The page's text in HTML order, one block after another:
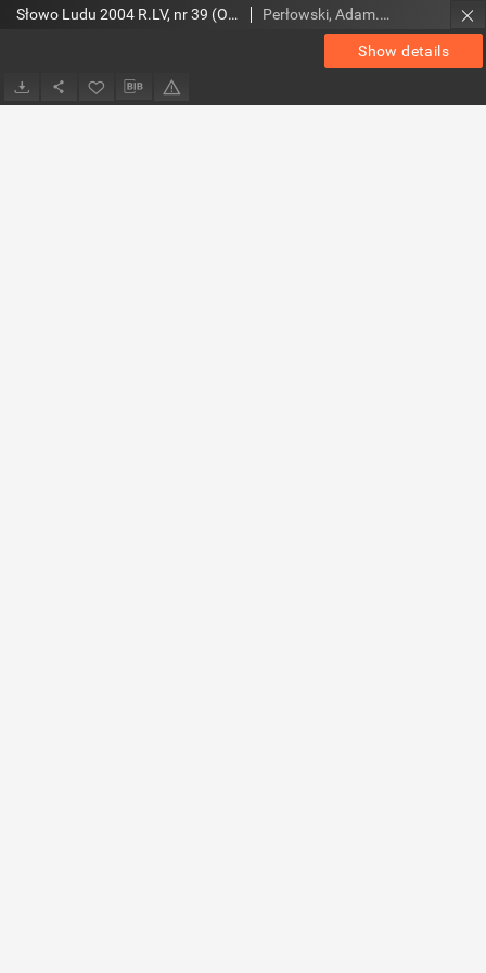
Show details
Słowo Ludu 2004 R.LV, nr 39 (Ostrowiec, Starachowice, Skarżysko, Końskie, Ponidzie, Jędrzejów, Włoszczowa, Sandomierz, Staszów, Opatów) Perłowski, Adam. Red.